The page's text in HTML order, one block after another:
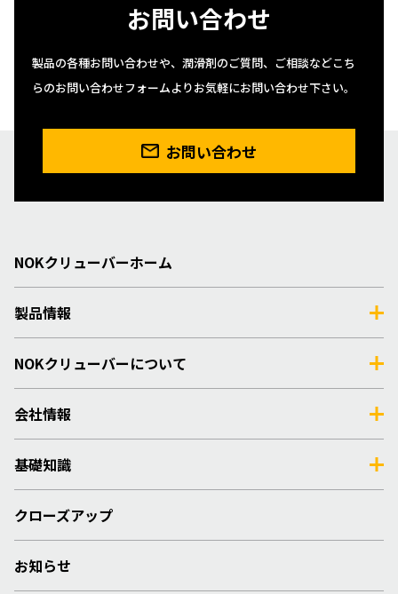
お問い合わせ
製品の各種お問い合わせや、潤滑剤のご質問、ご相談などこち
らのお問い合わせフォームよりお気軽にお問い合わせ下さい。
お問い合わせ
NOKクリューバーホーム
製品情報
NOKクリューバーについて
会社情報
基礎知識
クローズアップ
お知らせ